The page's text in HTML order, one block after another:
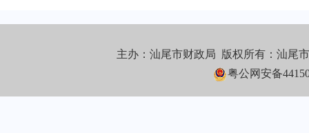
主办：汕尾市财政局 版权所有：汕尾
粤公网安备